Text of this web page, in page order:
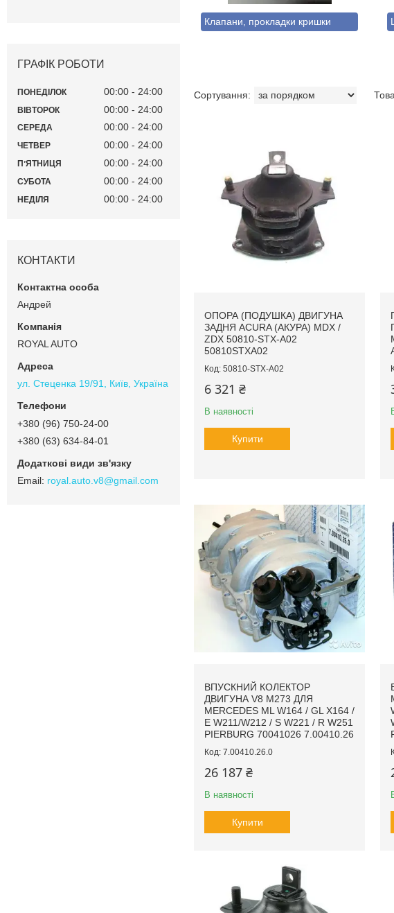
Клапани, прокладки кришки
ОПОРА (ПОДУШКА) ДВИГУНА
ЗАДНЯ ACURA (АКУРА) MDX /
ZDX 50810-STX-A02
50810STXA02
50810-STX-A02
6 321 ₴
В наявності
Купити
ВПУСКНИЙ КОЛЕКТОР
ДВИГУНА V8 M273 ДЛЯ
MERCEDES ML W164 / GL X164 /
E W211/W212 / S W221 / R W251
PIERBURG 70041026 7.00410.26
7.00410.26.0
26 187 ₴
В наявності
Купити
ГРАФІК РОБОТИ
ПОНЕДІЛОК 00:00 24:00
ВІВТОРОК 00:00 24:00
СЕРЕДА 00:00 24:00
ЧЕТВЕР 00:00 24:00
ПʼЯТНИЦЯ 00:00 24:00
СУБОТА 00:00 24:00
НЕДІЛЯ 00:00 24:00
КОНТАКТИ
Андрей
ROYAL AUTO
ул. Стеценка 19/91, Київ, Україна
+380 (96) 750-24-00
+380 (63) 634-84-01
royal.auto.v8@gmail.com